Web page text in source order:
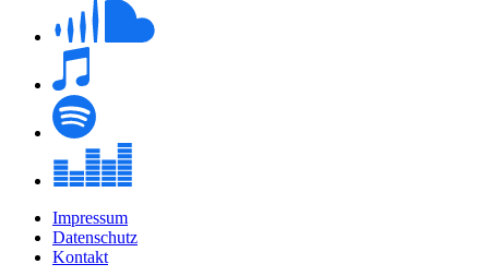
Impressum
Datenschutz
Kontakt